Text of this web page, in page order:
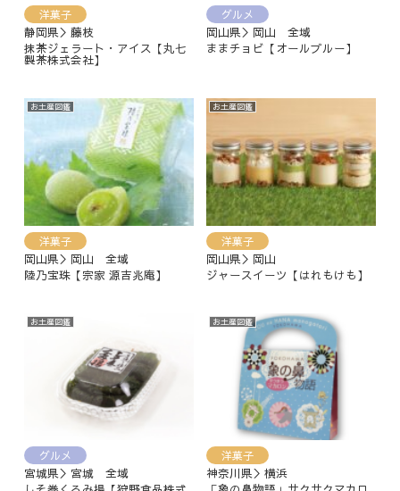
洋菓子
静岡県＞藤枝
抹茶ジェラート・アイス【丸七
製茶株式会社】
グルメ
岡山県＞岡山 全域
ままチョビ【オールブルー】
お土産図鑑
洋菓子
岡山県＞岡山 全域
陸乃宝珠【‎宗家 源吉兆庵】
お土産図鑑
洋菓子
岡山県＞岡山
ジャースイーツ【はれもけも】
お土産図鑑
グルメ
宮城県＞宮城 全域
お土産図鑑
洋菓子
神奈川県＞横浜